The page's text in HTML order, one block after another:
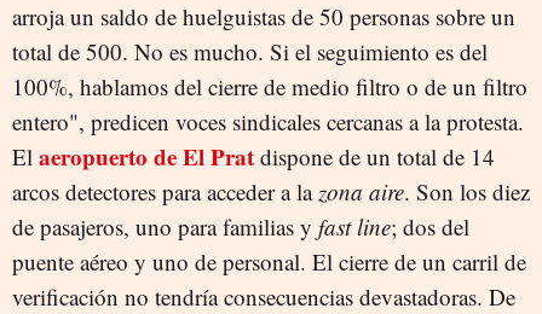
arroja un saldo de huelguistas de 50 personas sobre un
total de 500. No es mucho. Si el seguimiento es del
100%, hablamos del cierre de medio filtro o de un filtro
entero", predicen voces sindicales cercanas a la protesta.
El aeropuerto de El Prat dispone de un total de 14
arcos detectores para acceder a lazona aire. Son los diez
de pasajeros, uno para familias y fast line; dos del
puente aéreo y uno de personal. El cierre de un carril de
verificación no tendría consecuencias devastadoras. De